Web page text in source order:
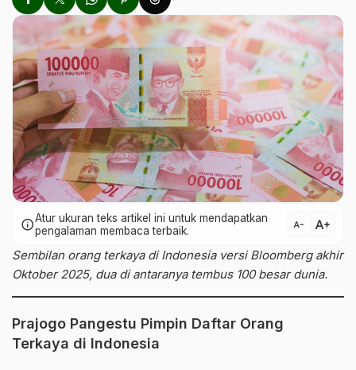
infoAtur ukuran teks artikel ini untuk mendapatkan
pengalaman membaca terbaik.
text_decrease text_increase
Sembilan orang terkaya di Indonesia versi Bloomberg akhir
Oktober 2025, dua di antaranya tembus 100 besar dunia.
Prajogo Pangestu Pimpin Daftar Orang
Terkaya di Indonesia